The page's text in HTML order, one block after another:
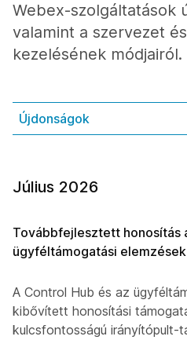
Webex-szolgáltatások
valamint a szervezet
kezelésének módjairól.
Újdonságok
Július 2026
Továbbfejlesztett honosítás
ügyféltámogatási
A Control Hub és az
kibővített honosítási
kulcsfontosságú irányítópult-